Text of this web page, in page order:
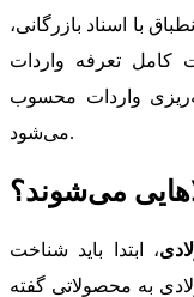
با اسناد بازرگانی،
کامل تعرفه واردات
واردات محسوب
می‌شود.
می‌شوند؟
، ابتدا باید شناخت
به محصولاتی گفته